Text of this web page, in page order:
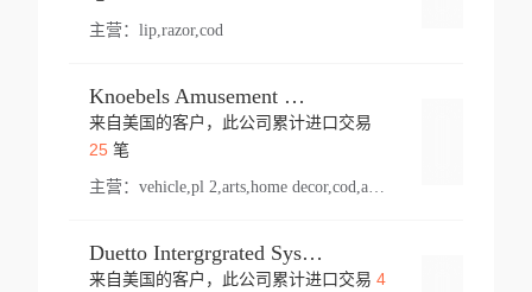
主营： lip,razor,cod
Knoebels Amusement Resort
来自美国的客户，此公司累计进口交易
25笔
主营： vehicle,pl 2,arts,home decor,cod,amusement ride,sea
Duetto Intergrgrated Systems Inc.
来自美国的客户，此公司累计进口交易 4